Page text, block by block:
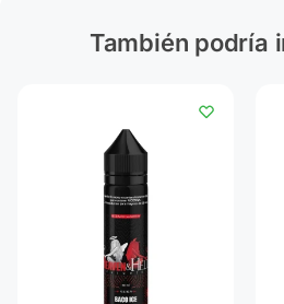
También podría